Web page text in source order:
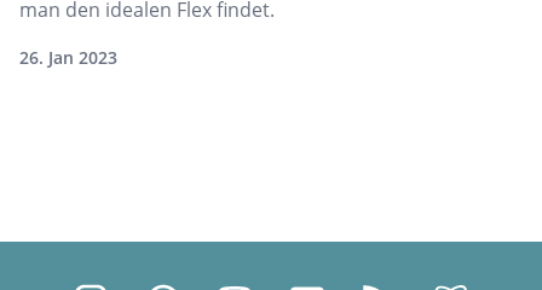
man den idealen Flex findet.
26. Jan 2023